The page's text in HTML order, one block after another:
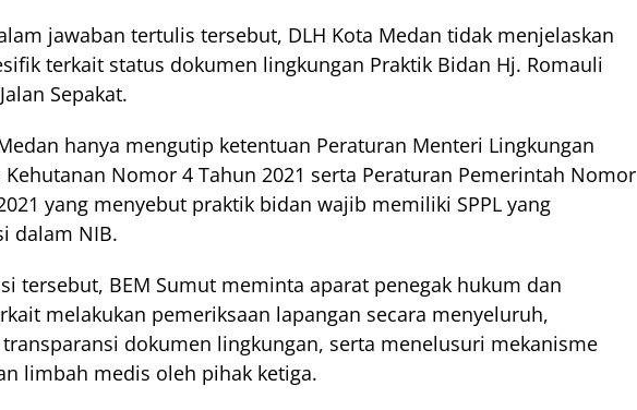
jawaban tertulis tersebut, DLH Kota Medan tidak menjelaskan
terkait status dokumen lingkungan Praktik Bidan Hj. Romauli
Sepakat.
hanya mengutip ketentuan Peraturan Menteri Lingkungan
Nomor 4 Tahun 2021 serta Peraturan Pemerintah Nomor
yang menyebut praktik bidan wajib memiliki SPPL yang
dalam NIB.
tersebut, BEM Sumut meminta aparat penegak hukum dan
melakukan pemeriksaan lapangan secara menyeluruh,
dokumen lingkungan, serta menelusuri mekanisme
limbah medis oleh pihak ketiga.